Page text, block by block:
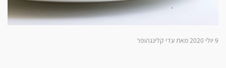
9 יולי 2020 מאת עדי קלינגהופר